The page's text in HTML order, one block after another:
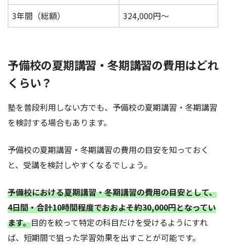
3年間（総額）
324,000円～
予備校の夏期講習・冬期講習の費用はどれ
くらい？
塾を普段利用しない方でも、予備校の夏期講習・冬期講習
を検討する場合もあります。
予備校の夏期講習・冬期講習の費用の目安を知っておく
と、受講を検討しやすくなるでしょう。
予備校における夏期講習・冬期講習の費用の目安として、
4日間・合計10時間程度でおおよそ約30,000円となってい
ます。目的を絞って特定の科目だけを受けるようにすれ
ば、短期間で狙った学習効果を出すことが可能です。